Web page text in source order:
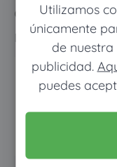
Utilizamos
únicamente
de
publicidad.
puedes
como con
normal